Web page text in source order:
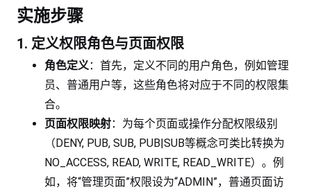
实施步骤
1. 定义权限角色与页面权限
角色定义：首先，定义不同的用户角色，例如管理
员、普通用户等，这些角色将对应于不同的权限集
合。
页面权限映射：为每个页面或操作分配权限级别
（DENY, PUB, SUB, PUB|SUB等概念可类比转换为
NO_ACCESS, READ, WRITE, READ_WRITE）。例
如，将“管理页面”权限设为“ADMIN”，普通页面访